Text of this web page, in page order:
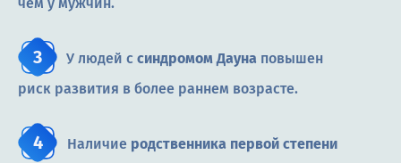
У людей с синдромом Дауна повышен
риск развития в более раннем возрасте.
Наличие родственника первой степени